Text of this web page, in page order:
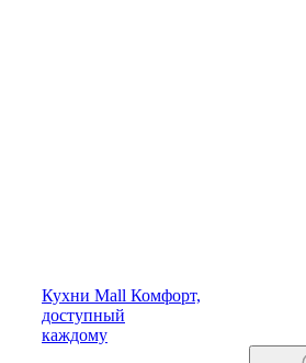
Кухни Mall Комфорт,
доступный
каждому